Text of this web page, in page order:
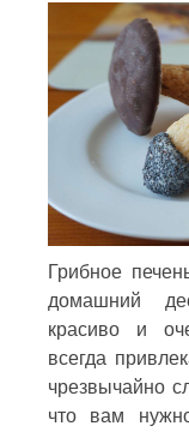
Грибное
домашний
красиво и
всегда
чрезвычайно
что вам